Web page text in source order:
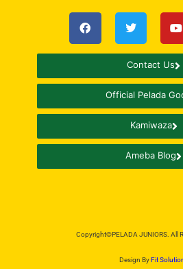
Contact Us
Official Pelada
Kamiwaza
Ameba Blog
Copyright©PELADA JUNIORS. All
Design ByFit